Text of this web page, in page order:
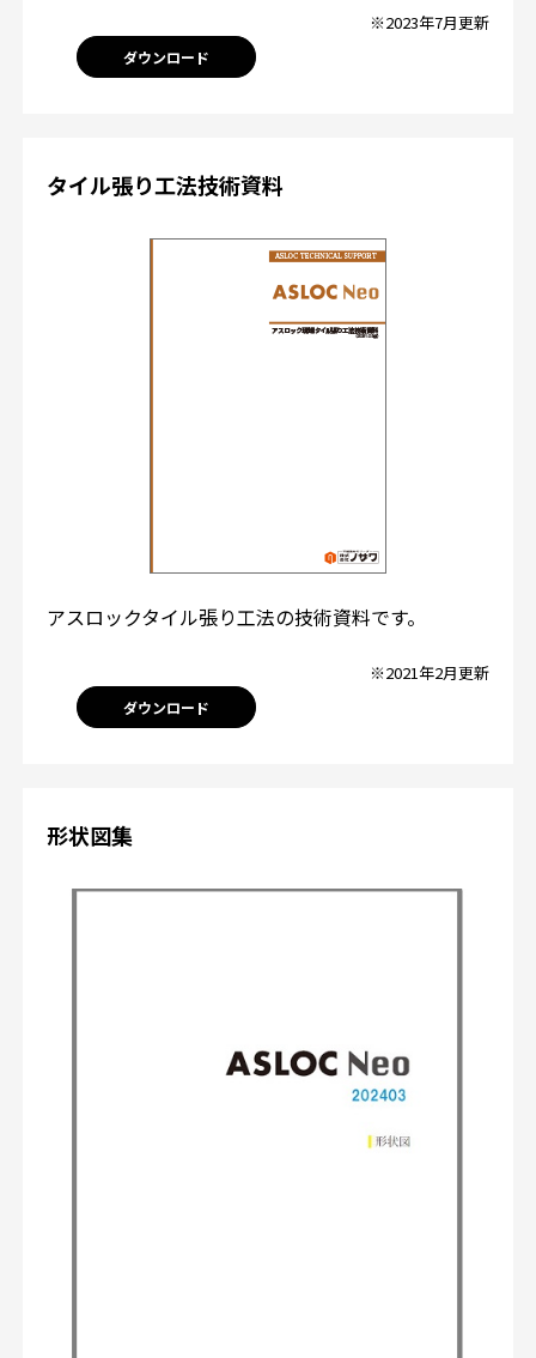
※2023年7月更新
ダウンロード
タイル張り工法技術資料
アスロックタイル張り工法の技術資料です。
※2021年2月更新
ダウンロード
形状図集